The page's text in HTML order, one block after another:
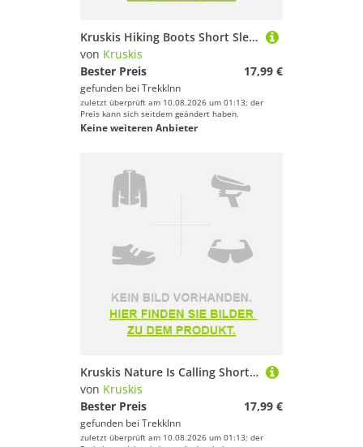
Kruskis Hiking Boots Short Sleeve T-shirt Schwarz M Frau
von Kruskis
Bester Preis
17,99 €
gefunden bei TrekkInn
zuletzt überprüft am 10.08.2026 um 01:13; der
Preis kann sich seitdem geändert haben.
Keine weiteren Anbieter
Kruskis Nature Is Calling Short Sleeve T-shirt Schwarz XL Frau
von Kruskis
Bester Preis
17,99 €
gefunden bei TrekkInn
zuletzt überprüft am 10.08.2026 um 01:13; der